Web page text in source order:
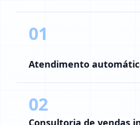
01
Atendimento
02
Consultoria de vendas